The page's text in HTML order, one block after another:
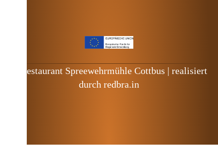
© Restaurant Spreewehrmühle Cottbus | realisiert
durch redbra.in